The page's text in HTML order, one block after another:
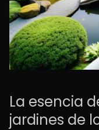
La esencia
jardines de